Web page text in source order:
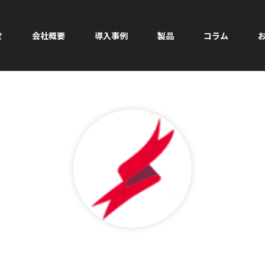
会社概要 導入事例 製品 コラム